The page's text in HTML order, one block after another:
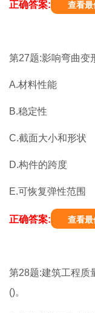
正确答案: 查看
第27题:影响弯曲变
A.材料性能
B.稳定性
C.截面大小和形状
D.构件的跨度
E.可恢复弹性范围
正确答案: 查看
第28题:建筑工程质
()。